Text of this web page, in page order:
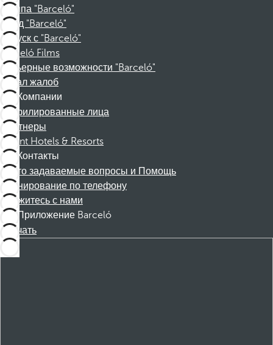
Группа "Barceló"
Фонд "Barceló"
Отпуск с "Barceló"
Barceló Films
Карьерные возможности "Barceló"
Канал жалоб
Компании
Аффилированные лица
Партнеры
Dorint Hotels & Resorts
Контакты
Часто задаваемые вопросы и Помощь
Бронирование по телефону
Свяжитесь с нами
Приложение Barceló
Скачать